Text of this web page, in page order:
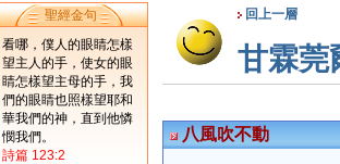
聖經金句
看哪，僕人的眼睛怎樣
望主人的手，使女的眼
睛怎樣望主母的手，我
們的眼睛也照樣望耶和
華我們的神，直到他憐
憫我們。
詩篇 123:2
回上一層
甘霖莞
八風吹不動